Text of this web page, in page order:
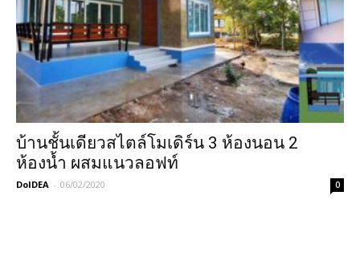
บ้านชั้นเดียวสไตล์โมเดิร์น 3 ห้องนอน 2
ห้องน้ำ ผสมแนวลอฟท์
DoIDEA - 06/02/2020 0